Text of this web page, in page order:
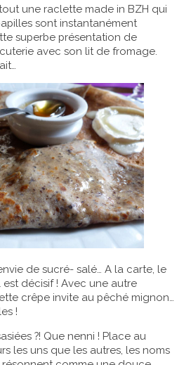
une raclette made in BZH qui
sont instantanément
superbe présentation de
avec son lit de fromage.
de sucré- salé… A la carte, le
décisif ! Avec une autre
crêpe invite au pêché mignon…
!
?! Que nenni ! Place au
les uns que les autres, les noms